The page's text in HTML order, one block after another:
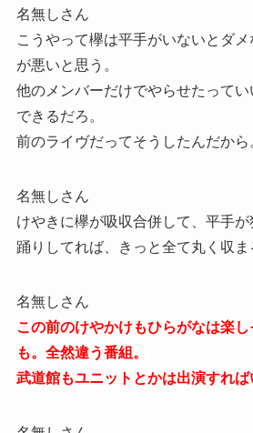
名無しさん
こうやって欅は平手がいないとダ
が悪いと思う。
他のメンバーだけでやらせたって
できるだろ。
前のライヴだってそうしたんだから
名無しさん
けやきに欅が吸収合併して、平手
踊りしてれば、きっと全て丸く収ま
名無しさん
この前のけやかけもひらがなは楽
も。全然違う番組。
武道館もユニットとかは出演すれば